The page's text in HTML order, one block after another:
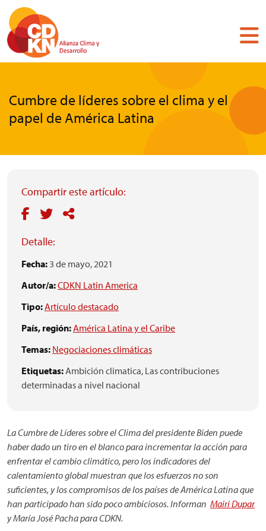
Pasar
contenido
principal
Cumbre de líderes sobre el clima y el
papel de América Latina
Compartir este artículo:
Detalle:
Fecha: 3 de mayo, 2021
Autor/a:CDKN Latin America
Tipo:Artículo destacado
País, región:América Latina y el Caribe
Temas: Negociaciones climáticas
Etiquetas:Ambición climatica, Las contribuciones
determinadas a nivel nacional
La Cumbre de Líderes sobre el Clima del presidente Biden puede
haber dado un tiro en el blanco para incrementar la acción para
enfrentar el cambio climático, pero los indicadores del
calentamiento global muestran que los esfuerzos no son
suficientes, y los compromisos de los países de América Latina que
han participado han sido poco ambiciosos. Informan Mairi Dupar
y María José Pacha para CDKN.